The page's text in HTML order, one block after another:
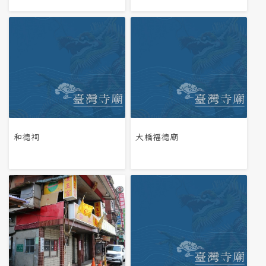
和德祠 大橋福德廟